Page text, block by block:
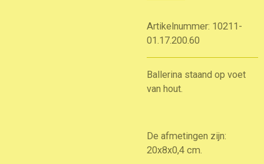
Artikelnummer: 10211-
01.17.200.60
Ballerina staand op voet
van hout.
De afmetingen zijn:
20x8x0,4 cm.